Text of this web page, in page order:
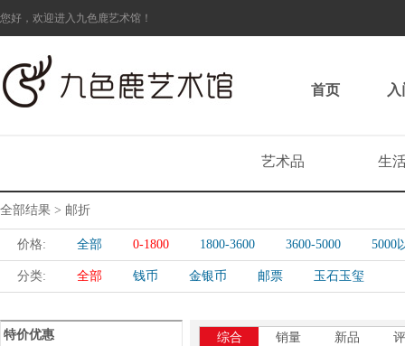
您好，欢迎进入九色鹿艺术馆！
首页
艺术品 生
全部结果 > 邮折
价格: 全部 0-1800 1800-3600 3600-5000 5000
分类: 全部 钱币 金银币 邮票 玉石玉玺
特价优惠 综合 销量 新品